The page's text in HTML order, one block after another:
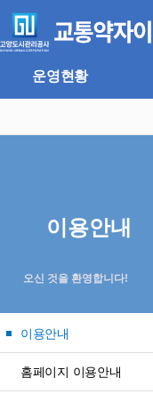
뉴
바
기
바
로
운영현황
이용안내
오신 것을 환영합니다!
이용안내
홈페이지 이용안내